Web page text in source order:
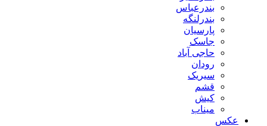
بندرعباس
بندرلنگه
پارسیان
جاسک
حاجی آباد
رودان
سیریک
قشم
کیش
میناب
عکس